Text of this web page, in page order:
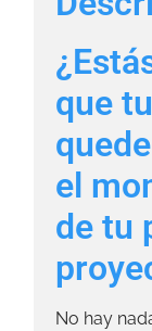
que
el
de tu
No hay